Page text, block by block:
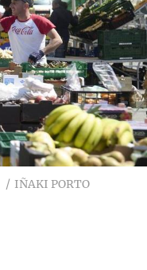
IÑAKI PORTO